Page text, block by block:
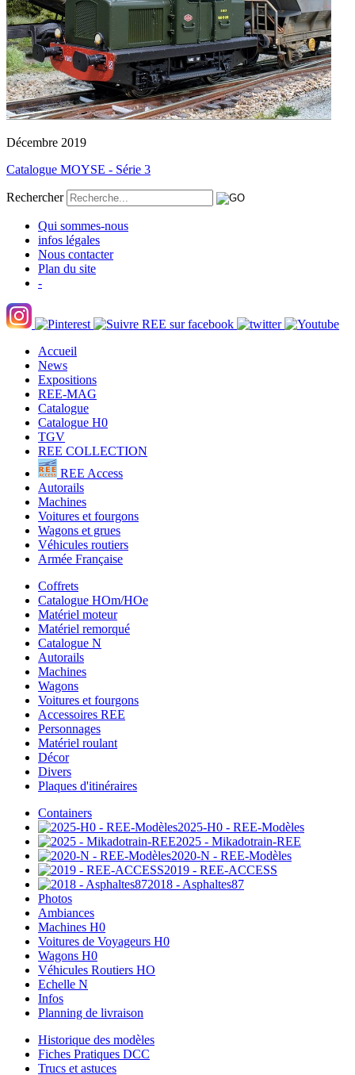
Décembre 2019
Catalogue MOYSE - Série 3
Rechercher
Qui sommes-nous
infos légales
Nous contacter
Plan du site
-
Accueil
News
Expositions
REE-MAG
Catalogue
Catalogue H0
TGV
REE COLLECTION
REE Access
Autorails
Machines
Voitures et fourgons
Wagons et grues
Véhicules routiers
Armée Française
Coffrets
Catalogue HOm/HOe
Matériel moteur
Matériel remorqué
Catalogue N
Autorails
Machines
Wagons
Voitures et fourgons
Accessoires REE
Personnages
Matériel roulant
Décor
Divers
Plaques d'itinéraires
Containers
2025-H0 - REE-Modèles
2025 - Mikadotrain-REE
2020-N - REE-Modèles
2019 - REE-ACCESS
2018 - Asphaltes87
Photos
Ambiances
Machines H0
Voitures de Voyageurs H0
Wagons H0
Véhicules Routiers HO
Echelle N
Infos
Planning de livraison
Historique des modèles
Fiches Pratiques DCC
Trucs et astuces